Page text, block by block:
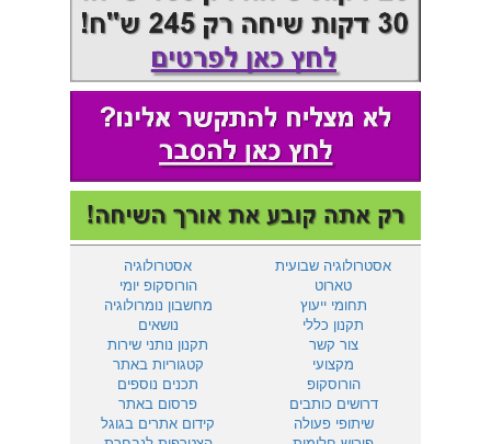
אסטרולוגיה
אסטרולוגיה שבועית
הורוסקופ יומי
טארוט
מחשבון נומרולוגיה
תחומי ייעוץ
נושאים
תקנון כללי
תקנון נותני שירות
צור קשר
קטגוריות באתר
מקצועי
תכנים נוספים
הורוסקופ
פרסום באתר
דרושים כותבים
קידום אתרים בגוגל
שיתופי פעולה